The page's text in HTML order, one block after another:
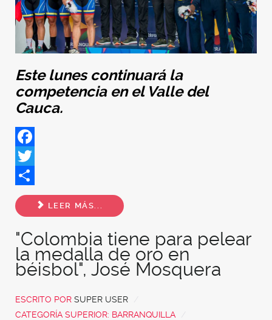
Este lunes continuará la
competencia en el Valle del
Cauca.
Facebook
Twitter
Share
LEER MÁS...
"Colombia tiene para pelear
la medalla de oro en
béisbol", José Mosquera
ESCRITO POR SUPER USER
CATEGORÍA SUPERIOR: BARRANQUILLA